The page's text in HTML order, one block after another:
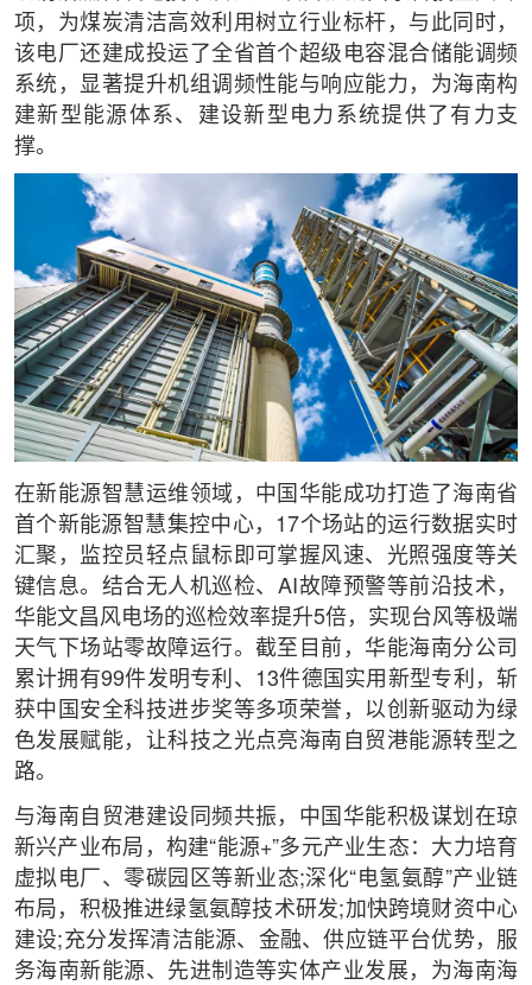
项，为煤炭清洁高效利用树立行业标杆，与此同时，
该电厂还建成投运了全省首个超级电容混合储能调频
系统，显著提升机组调频性能与响应能力，为海南构
建新型能源体系、建设新型电力系统提供了有力支
撑。
在新能源智慧运维领域，中国华能成功打造了海南省
首个新能源智慧集控中心，17个场站的运行数据实时
汇聚，监控员轻点鼠标即可掌握风速、光照强度等关
键信息。结合无人机巡检、AI故障预警等前沿技术，
华能文昌风电场的巡检效率提升5倍，实现台风等极端
天气下场站零故障运行。截至目前，华能海南分公司
累计拥有99件发明专利、13件德国实用新型专利，斩
获中国安全科技进步奖等多项荣誉，以创新驱动为绿
色发展赋能，让科技之光点亮海南自贸港能源转型之
路。
与海南自贸港建设同频共振，中国华能积极谋划在琼
新兴产业布局，构建“能源+”多元产业生态：大力培育
虚拟电厂、零碳园区等新业态;深化“电氢氨醇”产业链
布局，积极推进绿氢氨醇技术研发;加快跨境财资中心
建设;充分发挥清洁能源、金融、供应链平台优势，服
务海南新能源、先进制造等实体产业发展，为海南海